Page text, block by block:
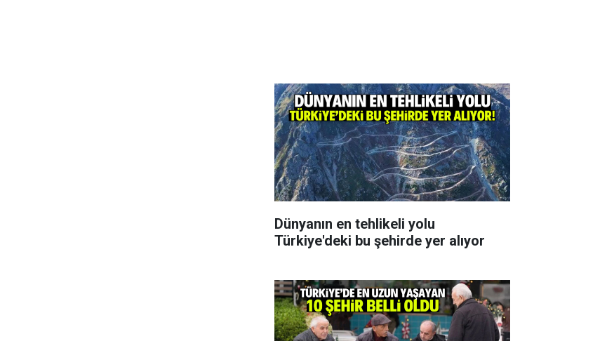
Dünyanın en tehlikeli yolu
Türkiye'deki bu şehirde yer alıyor